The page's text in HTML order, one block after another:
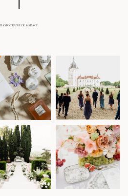
PHOTOGRAPHE DE MARIAGE